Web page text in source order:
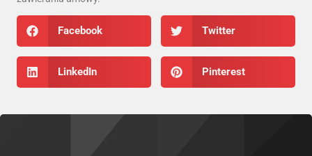
Facebook Twitter
LinkedIn Pinterest